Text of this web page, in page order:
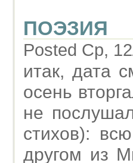
ПОЭЗИЯ
Posted Ср,
итак, дата
осень
не
стихов):
другом из